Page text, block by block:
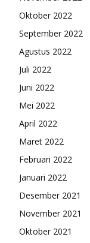
Oktober 2022
September 2022
Agustus 2022
Juli 2022
Juni 2022
Mei 2022
April 2022
Maret 2022
Februari 2022
Januari 2022
Desember 2021
November 2021
Oktober 2021